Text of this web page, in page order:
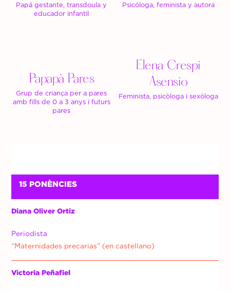
Papá gestante, transdoula y
educador infantil
Psicóloga, feminista y autora
Papapà Pares
Grup de criança per a pares
amb fills de 0 a 3 anys i futurs
pares
Elena Crespi
Asensio
Feminista, psicòloga i sexòloga
15 PONÈNCIES
Diana Oliver Ortiz
Periodista
“Maternidades precarias” (en castellano)
Victoria Peñafiel